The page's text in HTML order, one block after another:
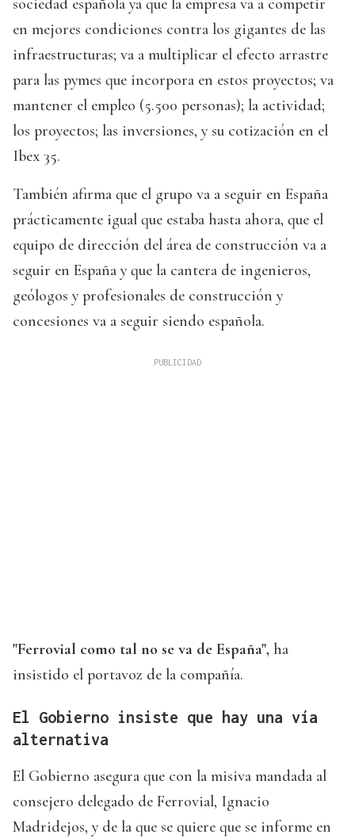
sociedad española ya que la empresa va a competir
en mejores condiciones contra los gigantes de las
infraestructuras; va a multiplicar el efecto arrastre
para las pymes que incorpora en estos proyectos; va
mantener el empleo (5.500 personas); la actividad;
los proyectos; las inversiones, y su cotización en el
Ibex 35.
También afirma que el grupo va a seguir en España
prácticamente igual que estaba hasta ahora, que el
equipo de dirección del área de construcción va a
seguir en España y que la cantera de ingenieros,
geólogos y profesionales de construcción y
concesiones va a seguir siendo española.
"Ferrovial como tal no se va de España", ha
insistido el portavoz de la compañía.
El Gobierno insiste que hay una vía
alternativa
El Gobierno asegura que con la misiva mandada al
consejero delegado de Ferrovial, Ignacio
Madridejos, y de la que se quiere que se informe en